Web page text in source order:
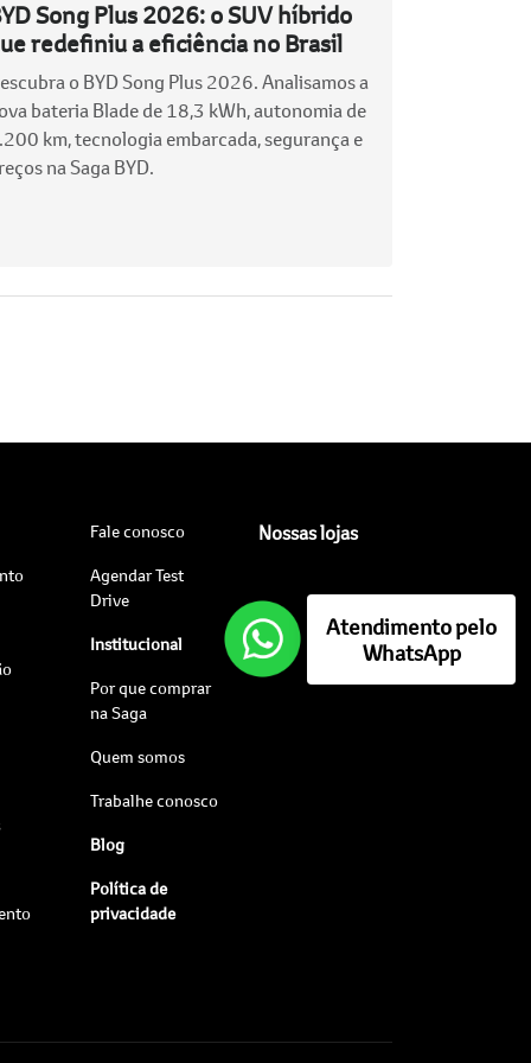
Song Plus 2026: o SUV híbrido
redefiniu a eficiência no Brasil
o BYD Song Plus 2026. Analisamos a
bateria Blade de 18,3 kWh, autonomia de
km, tecnologia embarcada, segurança e
na Saga BYD.
Fale conosco
Agendar Test
Drive
Institucional
Por que comprar
na Saga
Quem somos
Trabalhe conosco
Blog
Política de
privacidade
Nossas lojas
Atendimento pelo
WhatsApp